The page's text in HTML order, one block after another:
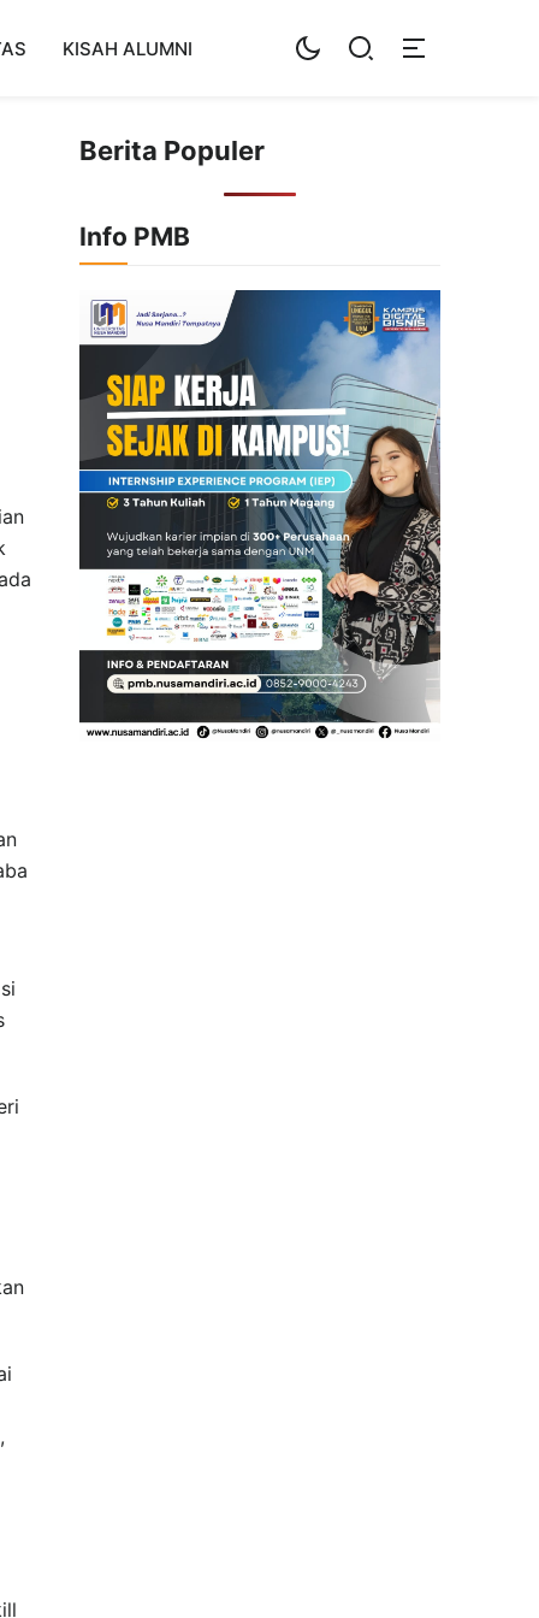
KISAH ALUMNI
Berita Populer
Info PMB